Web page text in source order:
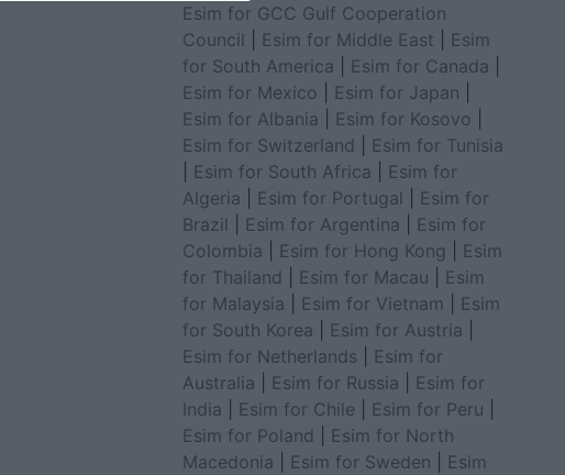
Esim for GCC Gulf Cooperation
Council
Esim for Middle East
Esim
for South America
Esim for Canada
Esim for Mexico
Esim for Japan
Esim for Albania
Esim for Kosovo
Esim for Switzerland
Esim for Tunisia
Esim for South Africa
Esim for
Algeria
Esim for Portugal
Esim for
Brazil
Esim for Argentina
Esim for
Colombia
Esim for Hong Kong
Esim
for Thailand
Esim for Macau
Esim
for Malaysia
Esim for Vietnam
Esim
for South Korea
Esim for Austria
Esim for Netherlands
Esim for
Australia
Esim for Russia
Esim for
India
Esim for Chile Esim for Peru
Esim for Poland
Esim for North
Macedonia
Esim for Sweden
Esim